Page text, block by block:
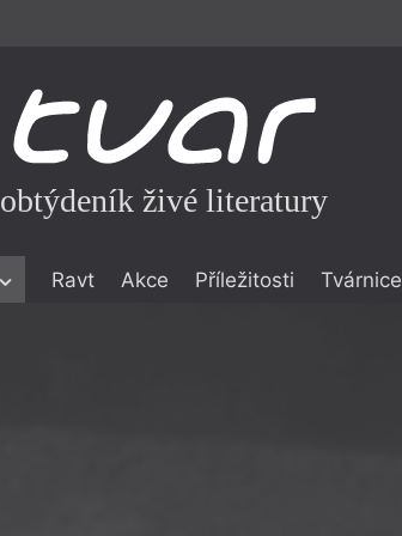
obtýdeník živé literatury
Ravt Akce Příležitosti Tvárnice